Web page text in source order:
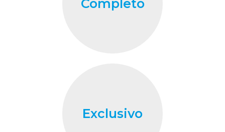
Completo
Exclusivo